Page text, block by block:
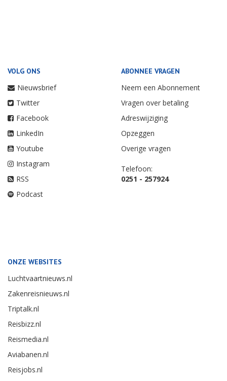
VOLG ONS
Nieuwsbrief
Twitter
Facebook
LinkedIn
Youtube
Instagram
RSS
Podcast
ABONNEE VRAGEN
Neem een Abonnement
Vragen over betaling
Adreswijziging
Opzeggen
Overige vragen
Telefoon:
0251 - 257924
ONZE WEBSITES
Luchtvaartnieuws.nl
Zakenreisnieuws.nl
Triptalk.nl
Reisbizz.nl
Reismedia.nl
Aviabanen.nl
Reisjobs.nl